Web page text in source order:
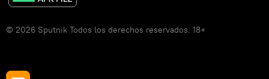
© 2026 Sputnik Todos los derechos reservados. 18+